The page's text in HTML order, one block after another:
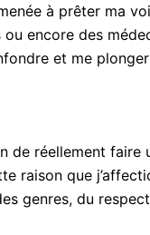
à prêter ma
encore des
et me
de réellement
raison que
genres, du